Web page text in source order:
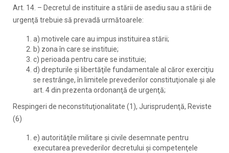
Art. 14. – Decretul de instituire a stării de asediu sau a stării de
urgenţă trebuie să prevadă următoarele:
a) motivele care au impus instituirea stării;
b) zona în care se instituie;
c) perioada pentru care se instituie;
d) drepturile şi libertăţile fundamentale al căror exerciţiu
se restrânge, în limitele prevederilor constituţionale şi ale
art. 4 din prezenta ordonanţă de urgenţă;
Respingeri de neconstituţionalitate (1), Jurisprudenţă, Reviste
(6)
e) autorităţile militare şi civile desemnate pentru
executarea prevederilor decretului şi competenţele